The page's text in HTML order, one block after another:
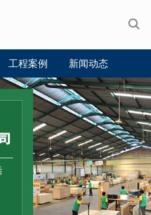

工程案例 新闻动态